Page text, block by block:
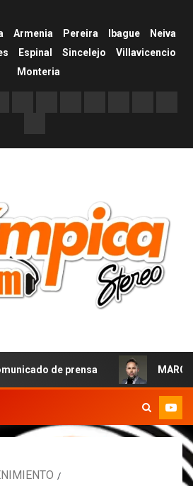
Armenia Pereira Ibague
Neiva
Espinal Sincelejo
Villavicencio
Monteria
prensa MARCOS PETRO